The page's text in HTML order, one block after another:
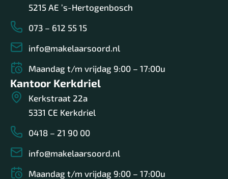
5215 AE ’s-Hertogenbosch
073 – 612 55 15
info@makelaarsoord.nl
Maandag t/m vrijdag 9:00 – 17:00u
Kantoor Kerkdriel
Kerkstraat 22a
5331 CE Kerkdriel
0418 – 21 90 00
info@makelaarsoord.nl
Maandag t/m vrijdag 9:00 – 17:00u